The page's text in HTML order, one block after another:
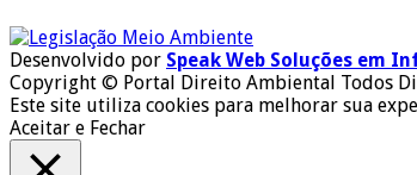
Desenvolvido por Speak Web Soluções em
Copyright © Portal Direito Ambiental Todos
Este site utiliza cookies para melhorar sua
Aceitar e Fechar